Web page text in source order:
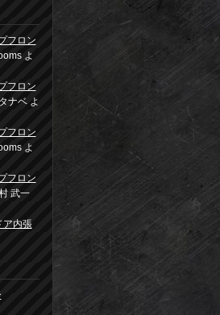
フロン
よ
フロン
ナベよ
フロン
よ
フロン
武一
内張